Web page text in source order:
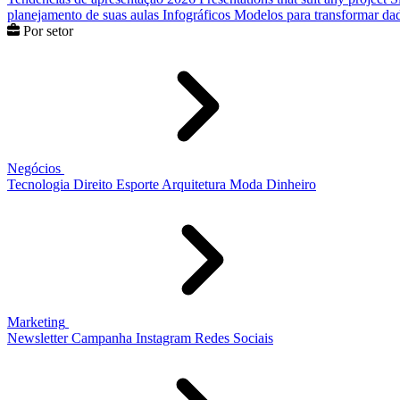
planejamento de suas aulas Infográficos Modelos para transformar
Por setor
Negócios
Tecnologia Direito Esporte Arquitetura Moda Dinheiro
Marketing
Newsletter Campanha Instagram Redes Sociais